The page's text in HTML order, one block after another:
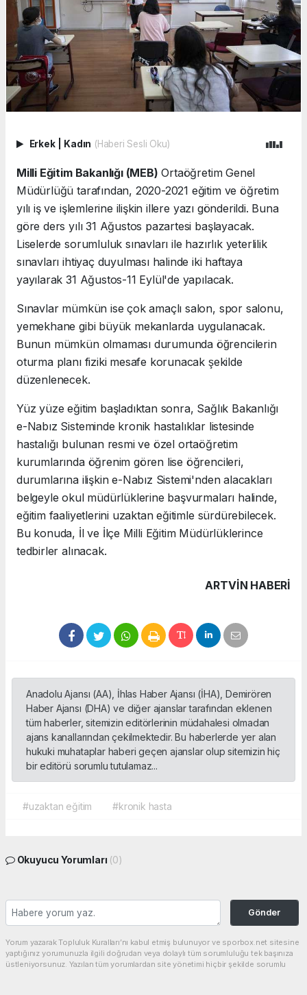
Erkek Kadın (Haberi Sesli Oku)
Milli Eğitim Bakanlığı (MEB) Ortaöğretim Genel
Müdürlüğü tarafından, 2020-2021 eğitim ve öğretim
yılı iş ve işlemlerine ilişkin illere yazı gönderildi. Buna
göre ders yılı 31 Ağustos pazartesi başlayacak.
Liselerde sorumluluk sınavları ile hazırlık yeterlilik
sınavları ihtiyaç duyulması halinde iki haftaya
yayılarak 31 Ağustos-11 Eylül'de yapılacak.
Sınavlar mümkün ise çok amaçlı salon, spor salonu,
yemekhane gibi büyük mekanlarda uygulanacak.
Bunun mümkün olmaması durumunda öğrencilerin
oturma planı fiziki mesafe korunacak şekilde
düzenlenecek.
Yüz yüze eğitim başladıktan sonra, Sağlık Bakanlığı
e-Nabız Sisteminde kronik hastalıklar listesinde
hastalığı bulunan resmi ve özel ortaöğretim
kurumlarında öğrenim gören lise öğrencileri,
durumlarına ilişkin e-Nabız Sistemi'nden alacakları
belgeyle okul müdürlüklerine başvurmaları halinde,
eğitim faaliyetlerini uzaktan eğitimle sürdürebilecek.
Bu konuda, İl ve İlçe Milli Eğitim Müdürlüklerince
tedbirler alınacak.
ARTVIN HABERİ
Anadolu Ajansı (AA), İhlas Haber Ajansı (İHA), Demirören
Haber Ajansı (DHA) ve diğer ajanslar tarafından eklenen
tüm haberler, sitemizin editörlerinin müdahalesi olmadan
ajans kanallarından çekilmektedir. Bu haberlerde yer alan
hukuki muhataplar haberi geçen ajanslar olup sitemizin hiç
bir editörü sorumlu tutulamaz...
#uzaktan eğitim #kronik hasta
Okuyucu Yorumları (0)
Gönder
Yorum yazarak Topluluk Kuralları’nı kabul etmiş bulunuyor ve sporbox.net sitesine
yaptığınız yorumunuzla ilgili doğrudan veya dolaylı tüm sorumluluğu tek başınıza
üstleniyorsunuz. Yazılan tüm yorumlardan site yönetimi hiçbir şekilde sorumlu